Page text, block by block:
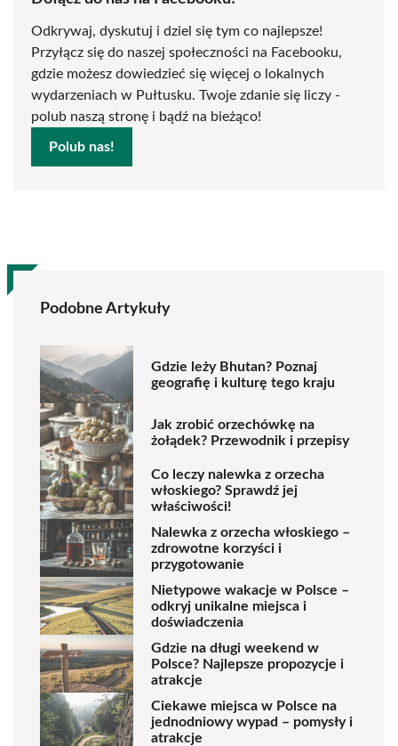
Odkrywaj, dyskutuj i dziel się tym co najlepsze!
Przyłącz się do naszej społeczności na Facebooku,
gdzie możesz dowiedzieć się więcej o lokalnych
wydarzeniach w Pułtusku. Twoje zdanie się liczy -
polub naszą stronę i bądź na bieżąco!
Polub nas!
Podobne Artykuły
Gdzie leży Bhutan? Poznaj
geografię i kulturę tego kraju
Jak zrobić orzechówkę na
żołądek? Przewodnik i przepisy
Co leczy nalewka z orzecha
włoskiego? Sprawdź jej
właściwości!
Nalewka z orzecha włoskiego –
zdrowotne korzyści i
przygotowanie
Nietypowe wakacje w Polsce –
odkryj unikalne miejsca i
doświadczenia
Gdzie na długi weekend w
Polsce? Najlepsze propozycje i
atrakcje
Ciekawe miejsca w Polsce na
jednodniowy wypad – pomysły i
atrakcje